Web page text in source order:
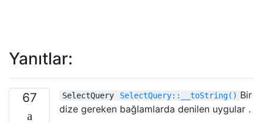
Yanıtlar:
67 SelectQuery SelectQuery::__toString() Bir
dize gereken bağlamlarda denilen uygular .